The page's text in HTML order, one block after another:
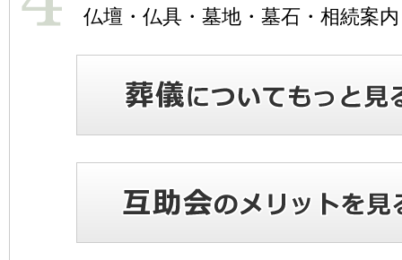
仏壇・仏具・墓地・墓石・相続案